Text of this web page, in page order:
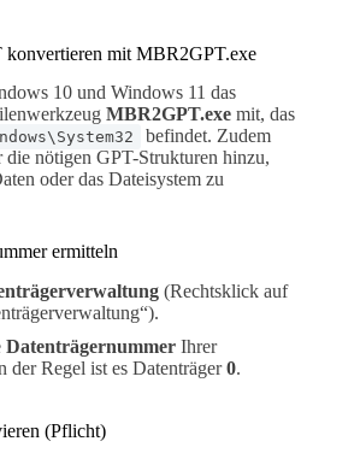
mit MBR2GPT.exe
10 und Windows 11 das
MBR2GPT.exe mit, das
befindet. Zudem
die nötigen GPT-Strukturen hinzu,
oder das Dateisystem zu
ermitteln
(Rechtsklick auf
Datenträgernummer Ihrer
der Regel ist es Datenträger0.
(Pflicht)